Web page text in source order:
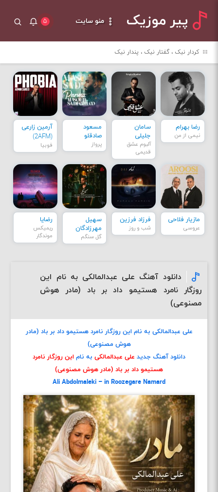
پیر موزیک منو سایت ۵
کردار نیک ، گفتار نیک ، پندار نیک
رضا بهرام
نیمی از من
سامان
جلیلی
آلبوم عشق
قدیمی
مسعود
صادقلو
پرواز
آرمین زارعی
(2AFM)
فوبیا
مازیار فلاحی
عروسی
فرزاد فرزین
شب و روز
سهیل
مهرزادگان
گل سنگم
رضایا
ریمیکس
موندگار
دانلود آهنگ علی عبدالمالکی به نام این
روزگار نامرد هستیمو داد بر باد (مادر هوش
مصنوعی)
علی عبدالمالکی به نام این روزگار نامرد هستیمو داد بر باد (مادر
هوش مصنوعی)
دانلود آهنگ جدید علی عبدالمالکی به نام این روزگار نامرد
هستیمو داد بر باد (مادر هوش مصنوعی)
Ali Abdolmaleki – in Roozegare Namard